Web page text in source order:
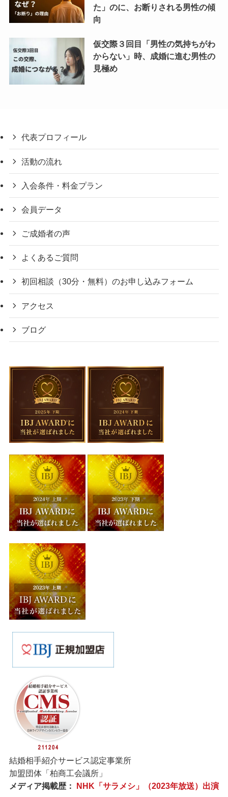
た」のに、お断りされる男性の傾
向
仮交際３回目「男性の気持ちがわ
からない」時、成婚に進む男性の
見極め
代表プロフィール
活動の流れ
入会条件・料金プラン
会員データ
ご成婚者の声
よくあるご質問
初回相談（30分・無料）のお申し込みフォーム
アクセス
ブログ
結婚相手紹介サービス認定事業所
加盟団体「柏商工会議所」
メディア掲載歴：
NHK「サラメシ」（2023年放送）出演